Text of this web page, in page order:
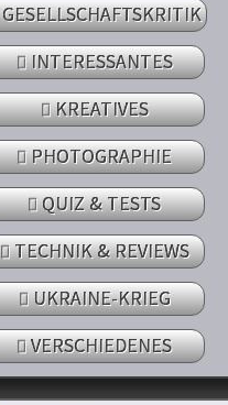
GESELLSCHAFTSKRITIK
INTERESSANTES
KREATIVES
PHOTOGRAPHIE
QUIZ & TESTS
TECHNIK & REVIEWS
UKRAINE-KRIEG
VERSCHIEDENES